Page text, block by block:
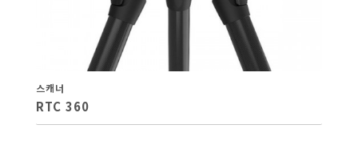
스캐너
RTC 360